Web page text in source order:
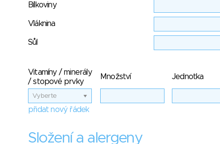
Bílkoviny
Vláknina
Sůl
Vitamíny / minerály
/ stopové prvky
Množství Jednotka
Vyberte
přidat nový řádek
Složení a alergeny